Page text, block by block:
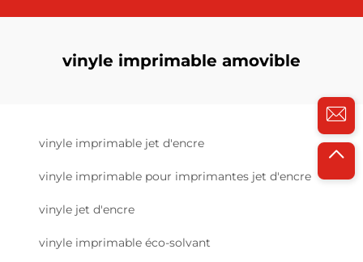
vinyle imprimable amovible
vinyle imprimable jet d'encre
vinyle imprimable pour imprimantes jet d'encre
vinyle jet d'encre
vinyle imprimable éco-solvant